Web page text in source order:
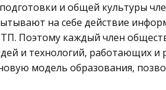
и общей культуры
на себе действие
Поэтому каждый член
и технологий, работающих
модель образования,